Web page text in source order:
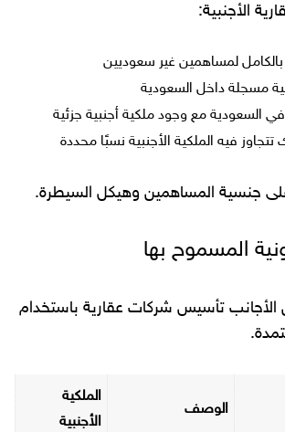
الأجنبية:
لمساهمين غير سعوديين
مسجلة داخل السعودية
السعودية مع وجود ملكية أجنبية جزئية
فيه الملكية الأجنبية نسبًا محددة
جنسية المساهمين وهيكل السيطرة.
المسموح بها
الأجانب تأسيس شركات عقارية باستخدام
الوصف
الملكية
الأجنبية